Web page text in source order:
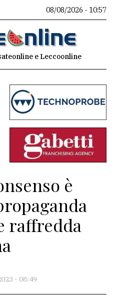
08/08/2026 - 10:57
e Leccoonline
è
raffredda
- 08:49